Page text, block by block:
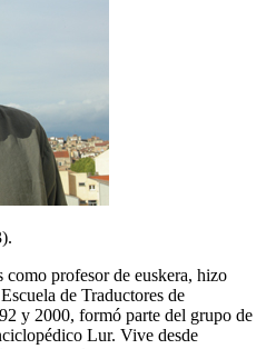
como profesor de euskera, hizo
de Traductores de
y 2000, formó parte del grupo de
Lur. Vive desde